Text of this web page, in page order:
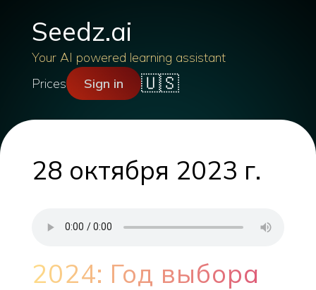
Seedz.ai
Your AI powered learning assistant
Prices
Sign in 🇺🇸
28 октября 2023 г.
2024: Год выбора